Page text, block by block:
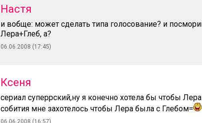
Настя
и вобще: может сделать типа голосование? и
Лера+Глеб, а?
06.06.2008 (17:45)
Ксеня
сериал суперрский,ну я конечно хотела бы чтобы
собития мне захотелось чтобы Лера была с Глебом=
06.06.2008 (16:57)